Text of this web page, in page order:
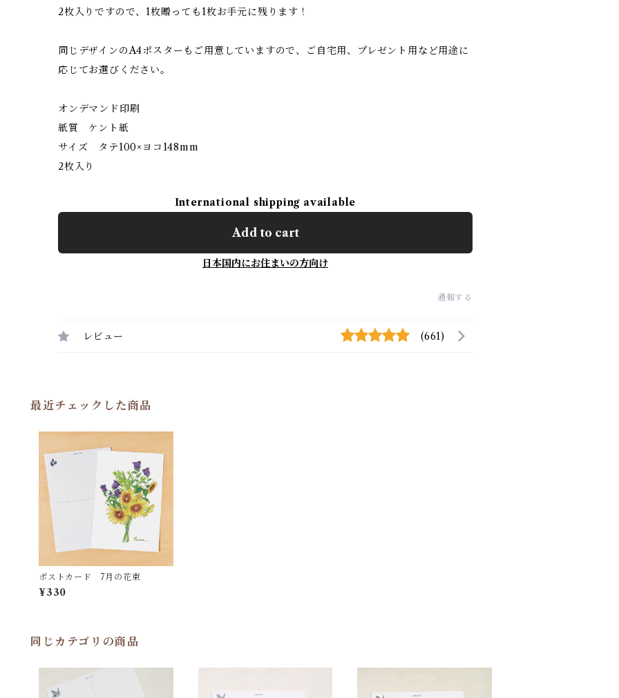
2枚入りですので、1枚贈っても1枚お手元に残ります！
同じデザインのA4ポスターもご用意していますので、ご自宅用、プレゼント用など用途に
応じてお選びください。
オンデマンド印刷
紙質 ケント紙
サイズ タテ100×ヨコ148mm
2枚入り
International shipping available
Add to cart
日本国内にお住まいの方向け
通報する
レビュー (661)
最近チェックした商品
ポストカード 7月の花束
¥330
同じカテゴリの商品